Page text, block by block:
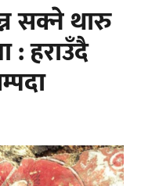
सक्ने थारु
: हराउँदै